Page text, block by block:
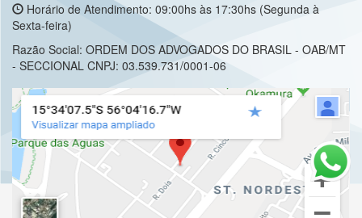
Horário de Atendimento: 09:00hs às 17:30hs (Segunda à
Sexta-feira)
Razão Social: ORDEM DOS ADVOGADOS DO BRASIL - OAB/MT
- SECCIONAL CNPJ: 03.539.731/0001-06